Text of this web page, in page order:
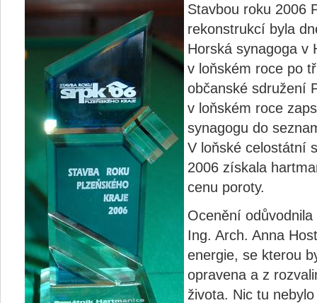
Stavbou roku 2006
rekonstrukcí byla
Horská synagoga v
v loňském roce po
občanské sdružení
v loňském roce
synagogu do
V loňské celostátní
2006 získala
cenu poroty.
Ocenění
Ing. Arch. Anna
energie, se kterou
opravena a z
života. Nic tu